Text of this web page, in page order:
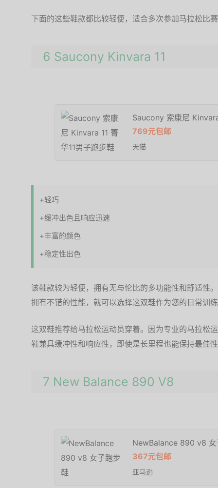
下面的这些鞋款都比较轻便，适合多次参加马拉松比
6 Saucony Kinvara 11
Saucony 索康尼
769元包邮
天猫
+轻巧
+缓冲出色且响应迅速
+丰富的颜色
+稳定性出色
该鞋款较为轻便，拥有无与伦比的多功能性和舒适性
拥有不错的性能，就可以选择这双鞋作为您的日常训
这双鞋推荐给马拉松运动员穿着。因为专业的马拉松
鞋兼具缓冲性和响应性，即使是长里程也能保持最佳
7 New Balance 890 V8
NewBalance 890 v8 女
367元包邮
亚马逊